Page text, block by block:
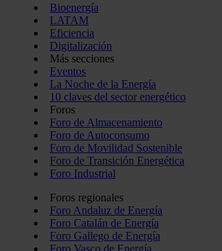
Bioenergía
LATAM
Eficiencia
Digitalización
Más secciones
Eventos
La Noche de la Energía
10 claves del sector energético
Foros
Foro de Almacenamiento
Foro de Autoconsumo
Foro de Movilidad Sostenible
Foro de Transición Energética
Foro Industrial
Foros regionales
Foro Andaluz de Energía
Foro Catalán de Energía
Foro Gallego de Energía
Foro Vasco de Energía